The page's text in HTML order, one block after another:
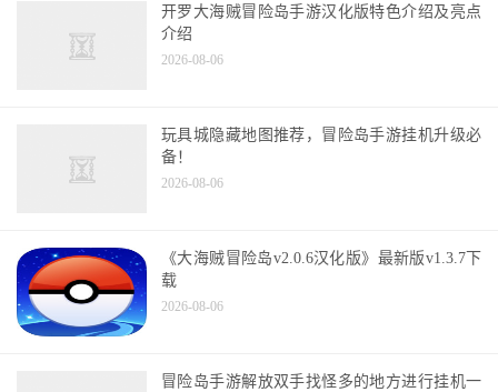
神奇魔方:6块钱一个，35块6个的
2026-08-07
海手游
2026-08-07
介绍
2026-08-06
备！